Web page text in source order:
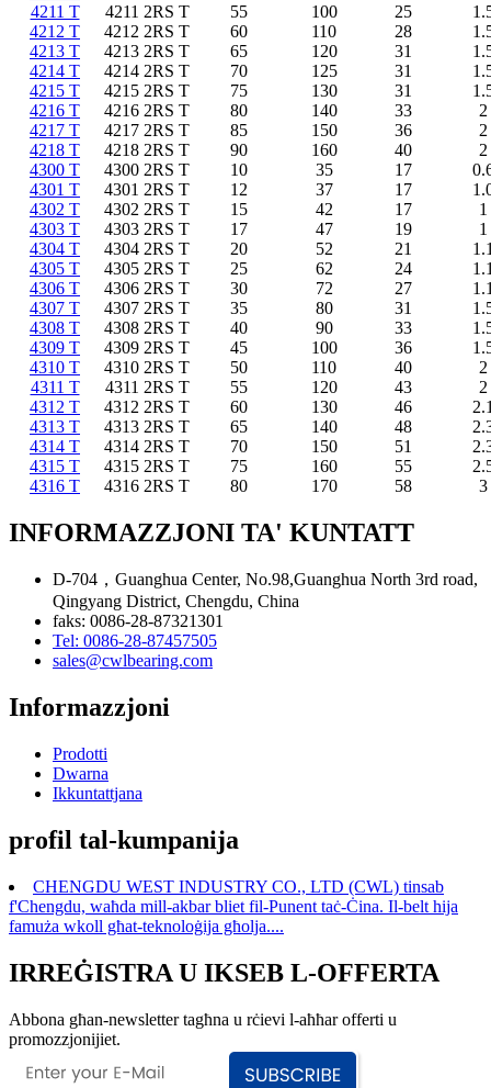
4211 T
4211 2RS T 55 100 25
4212 T
4212 2RS T 60 110 28
4213 T
4213 2RS ​​T 65 120 31
4214 T
4214 2RS T 70 125 31
4215 T
4215 2RS T 75 130 31
4216 T
4216 2RS T 80 140 33
2
4217 T
4217 2RS T 85 150 36
2
4218 T
4218 2RS T 90 160 40
2
4300 T
4300 2RS T 10 35 17
4301 T
4301 2RS T 12 37 17
4302 T
4302 2RS T 15 42 17
1
4303 T
4303 2RS ​​T 17 47 19
1
4304 T
4304 2RS T 20 52 21
4305 T
4305 2RS T 25 62 24
4306 T
4306 2RS T 30 72 27
4307 T
4307 2RS T 35 80 31
4308 T
4308 2RS T 40 90 33
4309 T
4309 2RS T 45 100 36
4310 T
4310 2RS T 50 110 40
2
4311 T
4311 2RS T 55 120 43
2
4312 T
4312 2RS T 60 130 46
4313 T
4313 2RS ​​T 65 140 48
4314 T
4314 2RS T 70 150 51
4315 T
4315 2RS T 75 160 55
4316 T
4316 2RS T 80 170 58 3
INFORMAZZJONI TA' KUNTATT
D-704，Guanghua Center, No.98,Guanghua North 3rd road,
Qingyang District, Chengdu, China
faks: 0086-28-87321301
Tel: 0086-28-87457505
sales@cwlbearing.com
Informazzjoni
Prodotti
Dwarna
Ikkuntattjana
profil tal-kumpanija
CHENGDU WEST INDUSTRY CO., LTD (CWL) tinsab
f'Chengdu, waħda mill-akbar bliet fil-Punent taċ-Ċina. Il-belt hija
famuża wkoll għat-teknoloġija għolja....
IRREĠISTRA U IKSEB L-OFFERTA
Abbona għan-newsletter tagħna u rċievi l-aħħar offerti u
promozzjonijiet.